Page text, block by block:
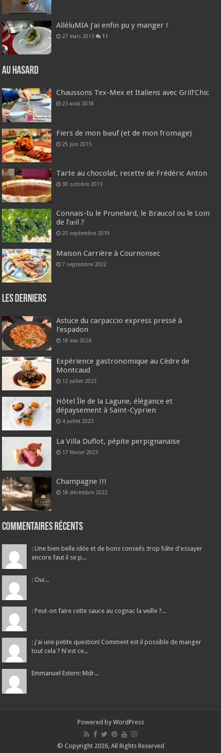
AlléluMIA j’ai enfin pu y manger !
27 mars 2013 11
Au hasard
Chaussons Tex-Mex et Italiens avec Grill’Chic
23 août 2018
Fiers de mon bœuf (et de mon fromage)
25 juin 2015
Tarte au chocolat, recette de Frédéric Anton
30 octobre 2013
Connais-tu le Prunelard, le Braucol ou le Loin
de l’œil ?
25 septembre 2019
Maison Carrière à Cournonsec
7 septembre 2022
Les derniers
Astuce du carpaccio express pressé à
l’espadon
18 mai 2026
Expérience gastronomique au Cèdre de
Montcaud
12 juillet 2023
Hôtel Île de la Lagune, élégance et
dépaysement à Saint-Cyprien
4 juillet 2023
La Villa Duflot, pépite perpignanaise
17 février 2023
Champagne !!!
18 décembre 2022
Commentaires récents
: Une bien belle idée et de bons conseils :trop hâte d'essayer
encore faut il se p...
: Oui...
: Peut-on faire cette sauce au cognac la veille ?...
: j'ai une petite question! Comment est il possible de manger
tout cela ? N'est ce...
Emmanuel Estern: Mdr...
Powered by WordPress
© Copyright 2026, All Rights Reserved